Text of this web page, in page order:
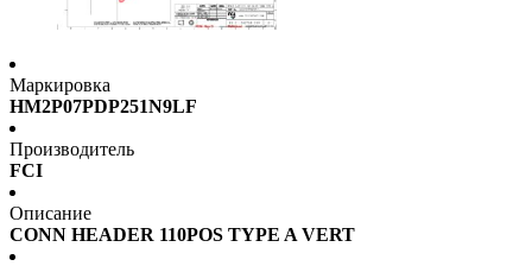
Маркировка
HM2P07PDP251N9LF
Производитель
FCI
Описание
CONN HEADER 110POS TYPE A VERT